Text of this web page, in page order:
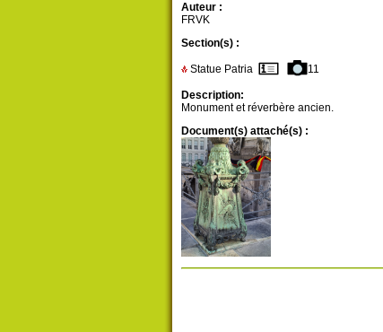
Auteur :
FRVK
Section(s) :
Statue Patria 11
Description:
Monument et réverbère ancien.
Document(s) attaché(s) :